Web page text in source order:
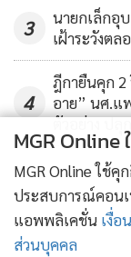
3
นายกเล็กอุ
เฝ้าระวังตล
4
ฎีกายืนคุก
อาย” นศ.แ
ตัวอย่าง ปลุ
MGR Online
MGR Online ใช้
ประสบการณ์คอน
แอพพลิเคชั่น เงื่อ
ส่วนบุคคล